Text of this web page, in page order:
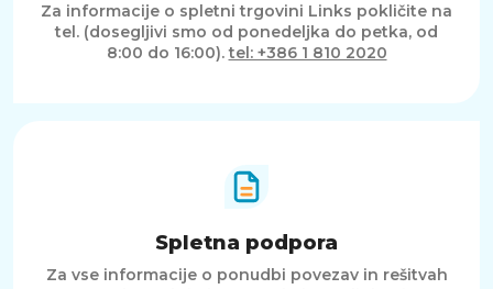
Za informacije o spletni trgovini Links pokličite na
tel. (dosegljivi smo od ponedeljka do petka, od
8:00 do 16:00).tel: +386 1 810 2020
Spletna podpora
Za vse informacije o ponudbi povezav in rešitvah